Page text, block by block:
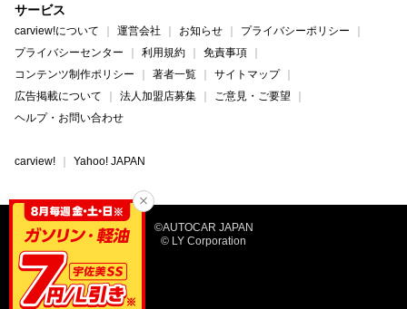
サービス
carview!について 運営会社 お知らせ
プライバシーポリシー
プライバシーセンター
利用規約
免責事項
コンテンツ制作ポリシー
著者一覧
サイトマップ
広告掲載について
法人加盟店募集
ご意見・ご要望
ヘルプ・お問い合わせ
carview! Yahoo! JAPAN
©AUTOCAR JAPAN
© LY Corporation